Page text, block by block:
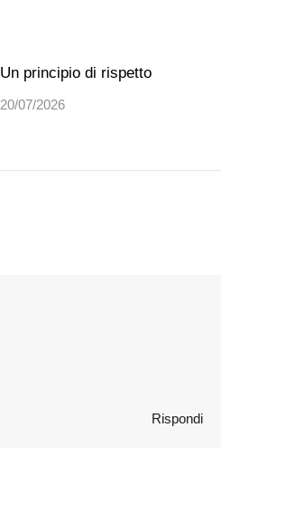
Un principio di rispetto
20/07/2026
Rispondi